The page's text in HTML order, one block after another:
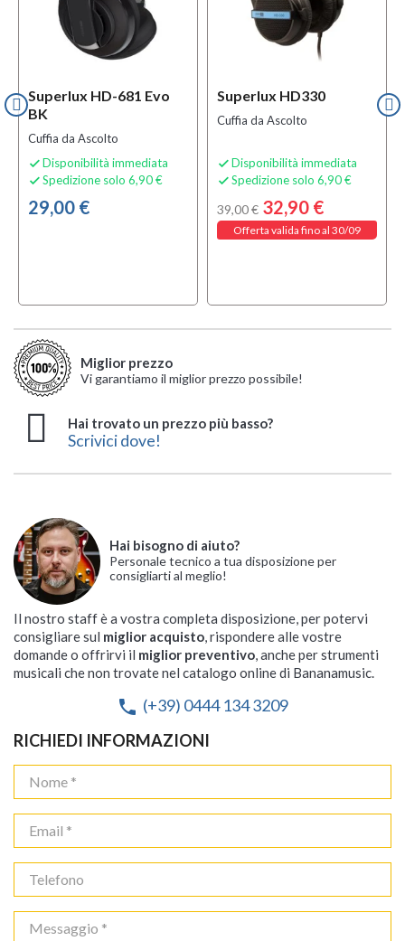
Superlux HD-681 Evo
BK
Cuffia da Ascolto
 Disponibilità immediata
 Spedizione solo 6,90 €
29,00 €
Superlux HD330
Cuffia da Ascolto
 Disponibilità immediata
 Spedizione solo 6,90 €
39,00 € 32,90 €
Offerta valida fino al 30/09
Miglior prezzo
Vi garantiamo il miglior prezzo possibile!
Hai trovato un prezzo più basso?
Scrivici dove!
Hai bisogno di aiuto?
Personale tecnico a tua disposizione per
consigliarti al meglio!
Il nostro staff è a vostra completa disposizione, per potervi
consigliare sul miglior acquisto, rispondere alle vostre
domande o offrirvi il miglior preventivo, anche per strumenti
musicali che non trovate nel catalogo online di Bananamusic.
phone (+39) 0444 134 3209
RICHIEDI INFORMAZIONI